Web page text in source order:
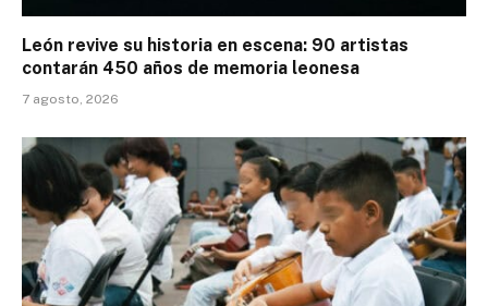
León revive su historia en escena: 90 artistas
contarán 450 años de memoria leonesa
7 agosto, 2026